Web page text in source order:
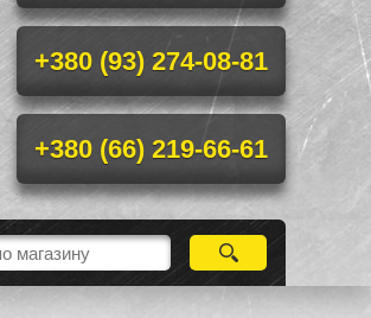
+380 (93) 274-08-81
+380 (66) 219-66-61